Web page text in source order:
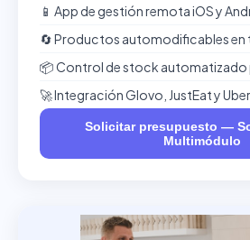
📱 App de gestión remota iOS y
🔄 Productos automodificables en
📦 Control de stock
🚀 Integración Glovo, JustEat y
Solicitar presupuesto —
Multimódulo